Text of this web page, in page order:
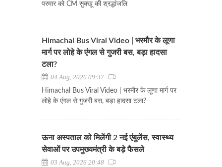
परमार को CM सुक्खू की श्रद्धांजलि
Himachal Bus Viral Video | भरमौर के लूणा
मार्ग पर लोहे के एंगल से गुजरी बस, बड़ा हादसा
टला?
04 Aug, 2026 09:37
Himachal Bus Viral Video | भरमौर के लूणा मार्ग पर
लोहे के एंगल से गुजरी बस, बड़ा हादसा टला?
ऊना अस्पताल को मिलेंगी 2 नई एंबुलेंस, स्वास्थ्य
सेवाओं पर उपमुख्यमंत्री के बड़े फैसले
03 Aug, 2026 20:48